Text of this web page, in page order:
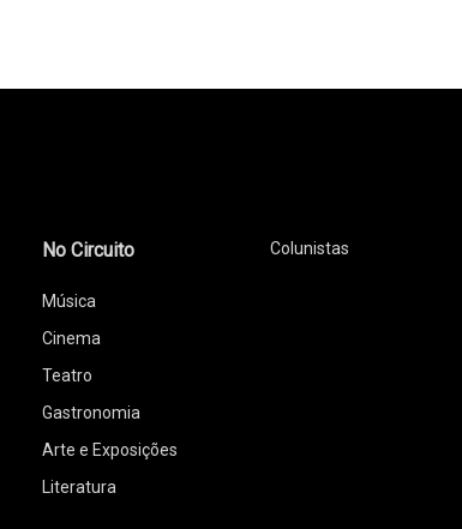
No Circuito
Música
Cinema
Teatro
Gastronomia
Arte e Exposições
Literatura
Colunistas